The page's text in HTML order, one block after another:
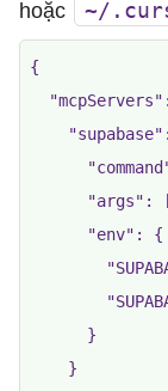
hoặc
~/
{
"args":
      "env": {
      }
    }